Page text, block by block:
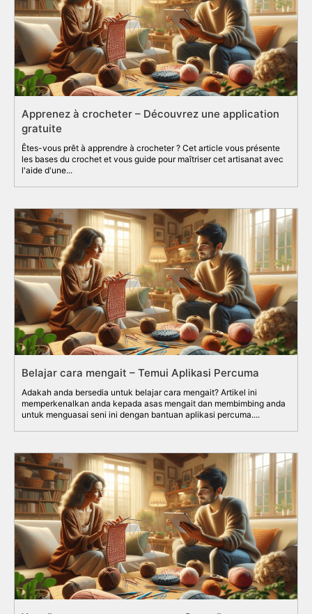
Apprenez à crocheter – Découvrez une application
gratuite
Êtes-vous prêt à apprendre à crocheter ? Cet article vous présente
les bases du crochet et vous guide pour maîtriser cet artisanat avec
l'aide d'une...
Belajar cara mengait – Temui Aplikasi Percuma
Adakah anda bersedia untuk belajar cara mengait? Artikel ini
memperkenalkan anda kepada asas mengait dan membimbing anda
untuk menguasai seni ini dengan bantuan aplikasi percuma....